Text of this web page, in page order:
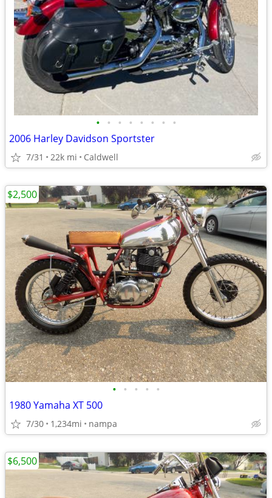
• • • • • • • •
2006 Harley Davidson Sportster
7/31 22k mi Caldwell
• • • • •
1980 Yamaha XT 500
7/30 1,234mi nampa
$2,500
$6,500